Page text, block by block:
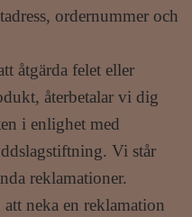
ordernummer och
åtgärda felet eller
återbetalar vi dig
i enlighet med
Vi står
reklamationer.
neka en reklamation